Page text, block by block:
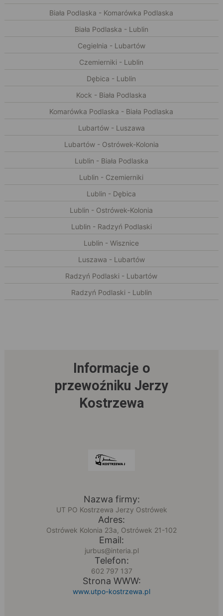
Biała Podlaska - Komarówka Podlaska
Biała Podlaska - Lublin
Cegielnia - Lubartów
Czemierniki - Lublin
Dębica - Lublin
Kock - Biała Podlaska
Komarówka Podlaska - Biała Podlaska
Lubartów - Luszawa
Lubartów - Ostrówek-Kolonia
Lublin - Biała Podlaska
Lublin - Czemierniki
Lublin - Dębica
Lublin - Ostrówek-Kolonia
Lublin - Radzyń Podlaski
Lublin - Wisznice
Luszawa - Lubartów
Radzyń Podlaski - Lubartów
Radzyń Podlaski - Lublin
Informacje o
przewoźniku Jerzy
Kostrzewa
Nazwa firmy:
UT PO Kostrzewa Jerzy Ostrówek
Adres:
Ostrówek Kolonia 23a, Ostrówek 21-102
Email:
jurbus@interia.pl
Telefon:
602 797 137
Strona WWW:
www.utpo-kostrzewa.pl